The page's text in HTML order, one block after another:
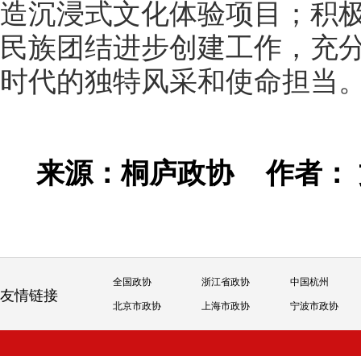
造沉浸式文化体验项目；积
民族团结进步创建工作，充
时代的独特风采和使命担当
来源：桐庐政协作者
友情链接
全国政协 浙江省政协 中国杭州
北京市政协 上海市政协 宁波市政协